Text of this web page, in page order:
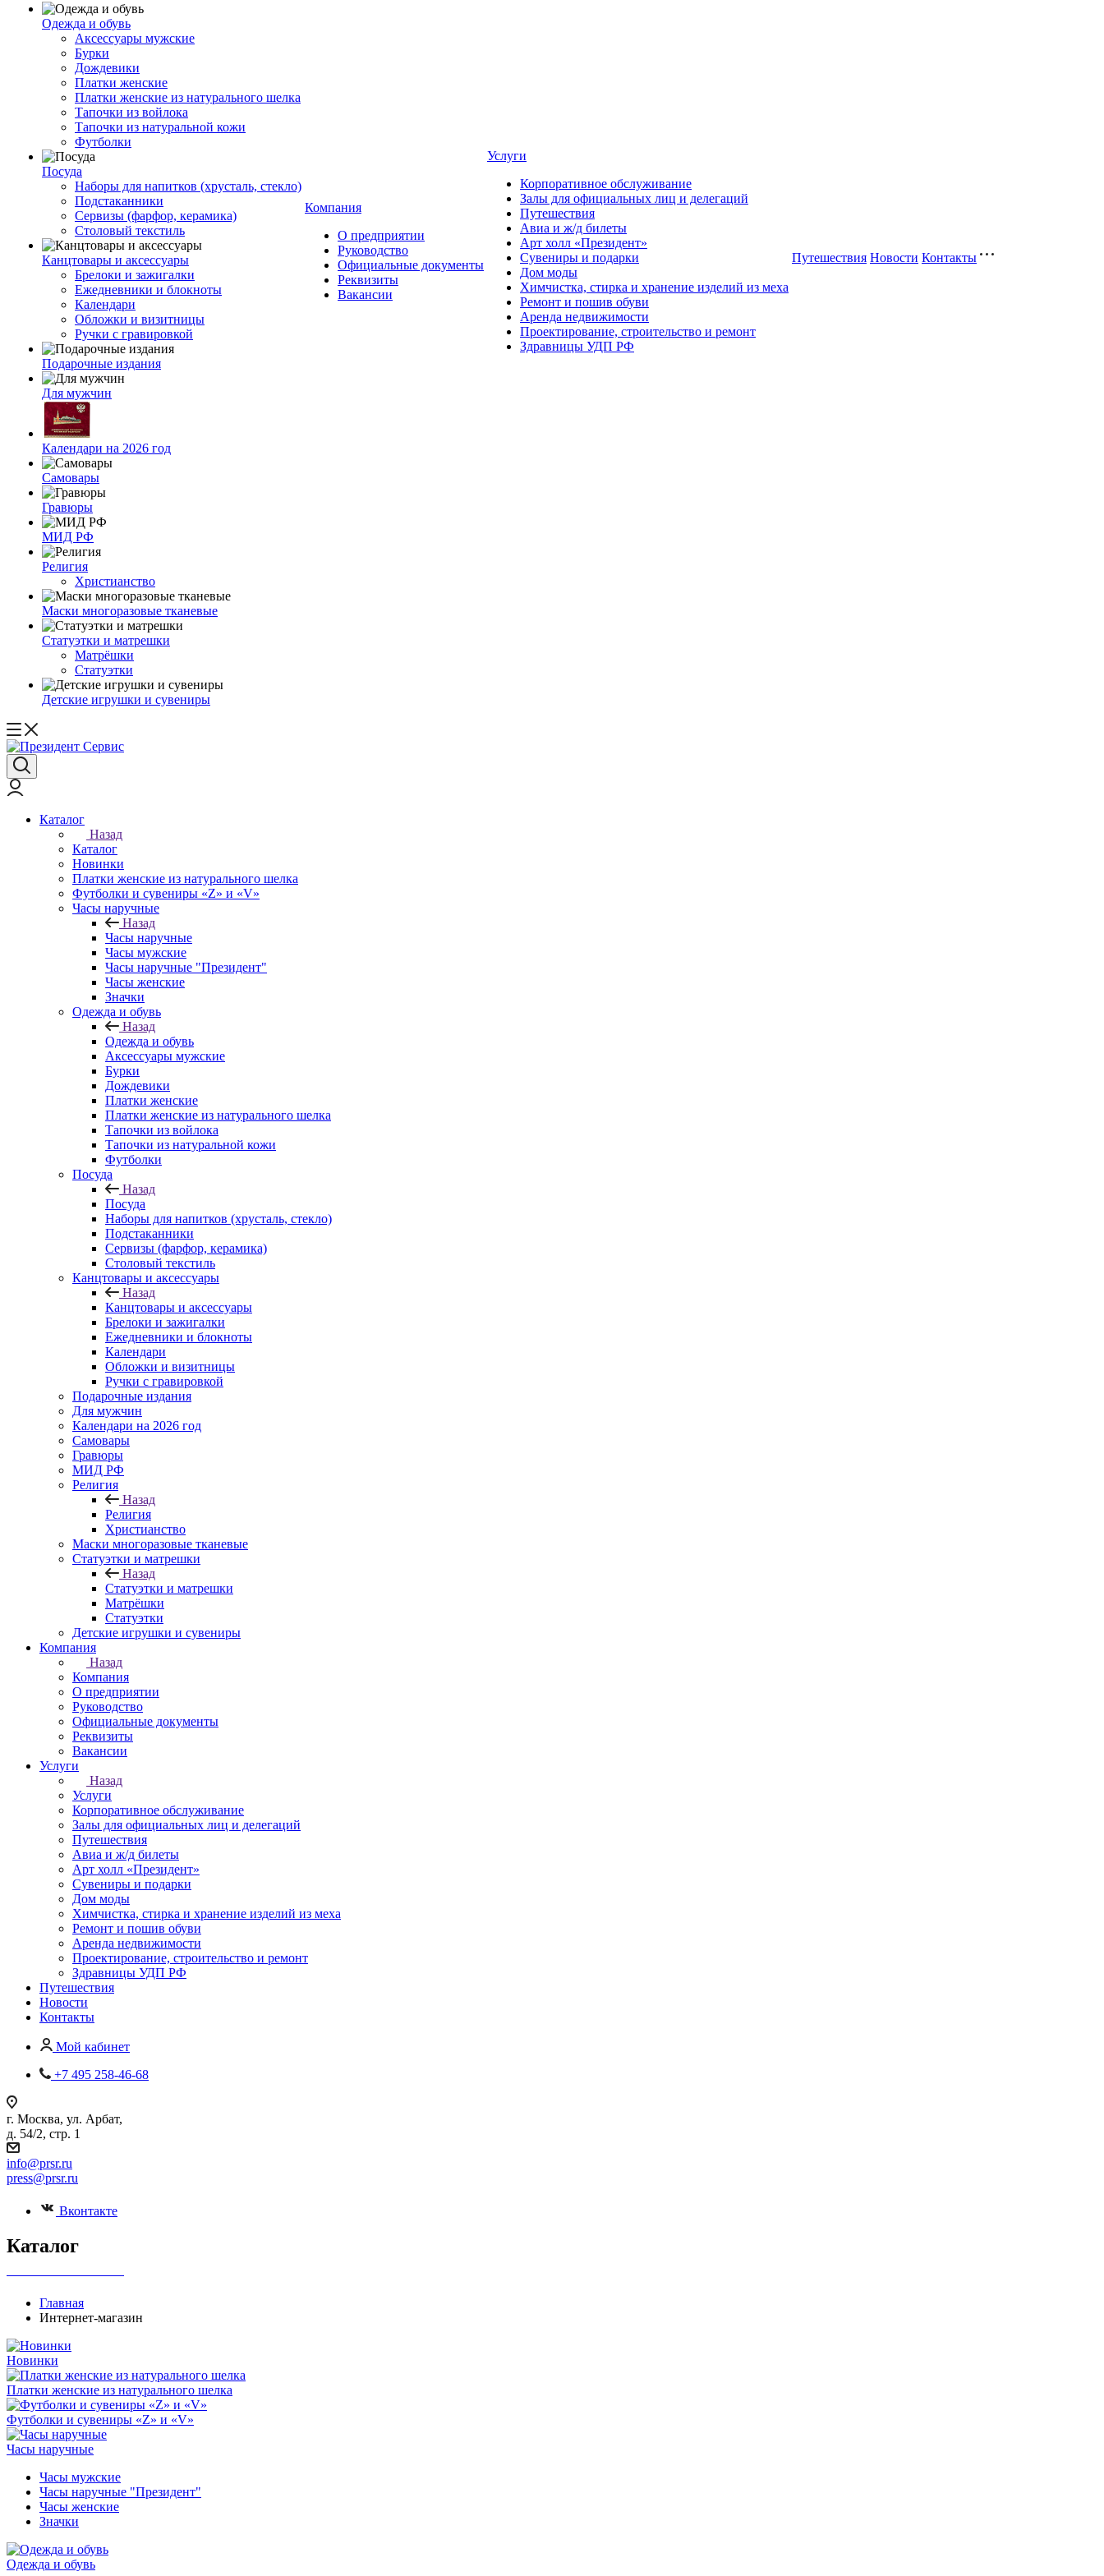
Одежда и обувь
Аксессуары мужские
Бурки
Дождевики
Платки женские
Платки женские из натурального шелка
Тапочки из войлока
Тапочки из натуральной кожи
Футболки
Посуда
Наборы для напитков (хрусталь, стекло)
Подстаканники
Сервизы (фарфор, керамика)
Столовый текстиль
Канцтовары и аксессуары
Брелоки и зажигалки
Ежедневники и блокноты
Календари
Обложки и визитницы
Ручки с гравировкой
Подарочные издания
Для мужчин
Календари на 2026 год
Самовары
Гравюры
МИД РФ
Религия
Христианство
Маски многоразовые тканевые
Статуэтки и матрешки
Матрёшки
Статуэтки
Детские игрушки и сувениры
Компания
О предприятии
Руководство
Официальные документы
Реквизиты
Вакансии
Услуги
Корпоративное обслуживание
Залы для официальных лиц и делегаций
Путешествия
Авиа и ж/д билеты
Арт холл «Президент»
Сувениры и подарки
Дом моды
Химчистка, стирка и хранение изделий из меха
Ремонт и пошив обуви
Аренда недвижимости
Проектирование, строительство и ремонт
Здравницы УДП РФ
Путешествия Новости Контакты
Каталог
Назад
Каталог
Новинки
Платки женские из натурального шелка
Футболки и сувениры «Z» и «V»
Часы наручные
Назад
Часы наручные
Часы мужские
Часы наручные "Президент"
Часы женские
Значки
Одежда и обувь
Назад
Одежда и обувь
Аксессуары мужские
Бурки
Дождевики
Платки женские
Платки женские из натурального шелка
Тапочки из войлока
Тапочки из натуральной кожи
Футболки
Посуда
Назад
Посуда
Наборы для напитков (хрусталь, стекло)
Подстаканники
Сервизы (фарфор, керамика)
Столовый текстиль
Канцтовары и аксессуары
Назад
Канцтовары и аксессуары
Брелоки и зажигалки
Ежедневники и блокноты
Календари
Обложки и визитницы
Ручки с гравировкой
Подарочные издания
Для мужчин
Календари на 2026 год
Самовары
Гравюры
МИД РФ
Религия
Назад
Религия
Христианство
Маски многоразовые тканевые
Статуэтки и матрешки
Назад
Статуэтки и матрешки
Матрёшки
Статуэтки
Детские игрушки и сувениры
Компания
Назад
Компания
О предприятии
Руководство
Официальные документы
Реквизиты
Вакансии
Услуги
Назад
Услуги
Корпоративное обслуживание
Залы для официальных лиц и делегаций
Путешествия
Авиа и ж/д билеты
Арт холл «Президент»
Сувениры и подарки
Дом моды
Химчистка, стирка и хранение изделий из меха
Ремонт и пошив обуви
Аренда недвижимости
Проектирование, строительство и ремонт
Здравницы УДП РФ
Путешествия
Новости
Контакты
Мой кабинет
+7 495 258-46-68
г. Москва, ул. Арбат,
д. 54/2, стр. 1
info@prsr.ru
press@prsr.ru
Вконтакте
Каталог
Главная
Интернет-магазин
Новинки
Платки женские из натурального шелка
Футболки и сувениры «Z» и «V»
Часы наручные
Часы мужские
Часы наручные "Президент"
Часы женские
Значки
Одежда и обувь